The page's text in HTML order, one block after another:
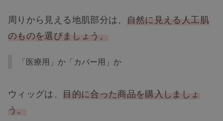
周りから見える地肌部分は、 自然に見える人工肌
のものを選びましょう。
「医療用」か「カバー用」か
ウィッグは、 目的に合った商品を購入しましょ
う。